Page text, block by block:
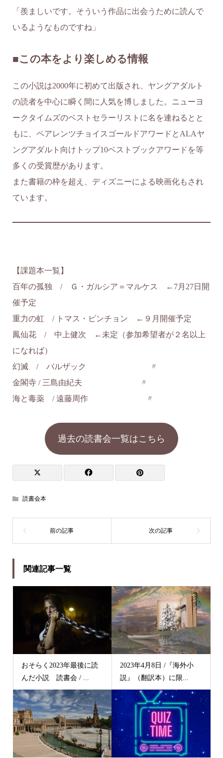
「羨ましいです。そういう作品に出会うために読んで
いるようなものですね」
■この本をより楽しめる情報
この小説は2000年に初めて出版され、ヤングアダルト
の読者を中心に瞬く間に人気を博しました。ニューヨ
ークタイムズのベストセラーリストに名を連ねるとと
もに、ペアレンツチョイスゴールドアワードとALAヤ
ングアダルト向けトップ10ベストブックアワードを等
多くの受賞歴があります。
また書籍の枠を超え、ディズニーによる映画化もされ
ています。
【課題本一覧】
百年の孤独 / Ｇ・ガルシア＝マルケス ←7月27日開
催予定
重力の虹 / トマス・ピンチョン ←９月開催予定
鳳仙花 / 中上健次 ←未定（参加希望者が２名以上
になれば）
幻滅 / バルザック 〃
金閣寺 / 三島由紀夫 〃
海と毒薬 / 遠藤周作 〃
過去の読書会一覧はこちら
読書会本
関連記事一覧
おそらく2023年最後に読
んだ小説 読書会 / ...
2023年4月8日 /『海外小
説』（翻訳本）に限...